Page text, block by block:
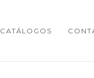
CATÁLOGOS